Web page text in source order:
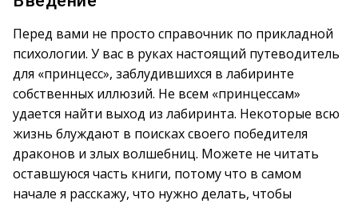
Перед вами не просто справочник по прикладной
психологии. У вас в руках настоящий путеводитель
для «принцесс», заблудившихся в лабиринте
собственных иллюзий. Не всем «принцессам»
удается найти выход из лабиринта. Некоторые всю
жизнь блуждают в поисках своего победителя
драконов и злых волшебниц. Можете не читать
оставшуюся часть книги, потому что в самом
начале я расскажу, что нужно делать, чтобы